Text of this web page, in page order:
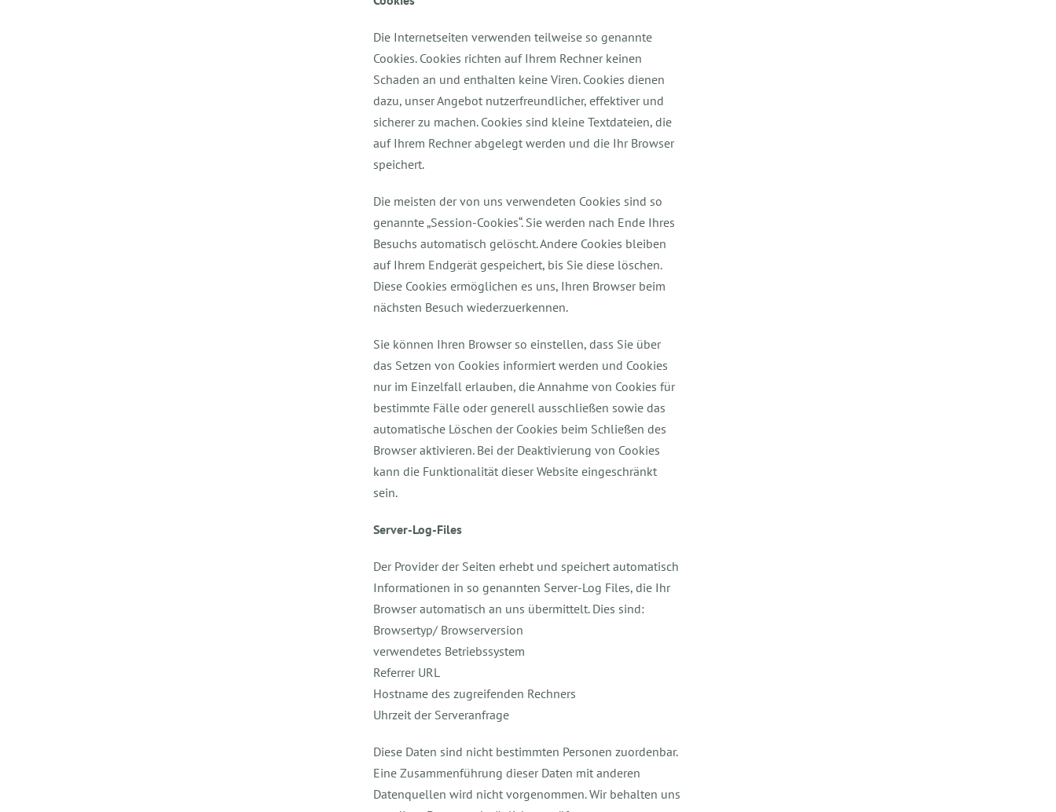
Die Internetseiten verwenden teilweise so genannte
Cookies. Cookies richten auf Ihrem Rechner keinen
Schaden an und enthalten keine Viren. Cookies dienen
dazu, unser Angebot nutzerfreundlicher, effektiver und
sicherer zu machen. Cookies sind kleine Textdateien, die
auf Ihrem Rechner abgelegt werden und die Ihr Browser
speichert.
Die meisten der von uns verwendeten Cookies sind so
genannte „Session-Cookies“. Sie werden nach Ende Ihres
Besuchs automatisch gelöscht. Andere Cookies bleiben
auf Ihrem Endgerät gespeichert, bis Sie diese löschen.
Diese Cookies ermöglichen es uns, Ihren Browser beim
nächsten Besuch wiederzuerkennen.
Sie können Ihren Browser so einstellen, dass Sie über
das Setzen von Cookies informiert werden und Cookies
nur im Einzelfall erlauben, die Annahme von Cookies für
bestimmte Fälle oder generell ausschließen sowie das
automatische Löschen der Cookies beim Schließen des
Browser aktivieren. Bei der Deaktivierung von Cookies
kann die Funktionalität dieser Website eingeschränkt
sein.
Server-Log-Files
Der Provider der Seiten erhebt und speichert automatisch
Informationen in so genannten Server-Log Files, die Ihr
Browser automatisch an uns übermittelt. Dies sind:
Browsertyp/ Browserversion
verwendetes Betriebssystem
Referrer URL
Hostname des zugreifenden Rechners
Uhrzeit der Serveranfrage
Diese Daten sind nicht bestimmten Personen zuordenbar.
Eine Zusammenführung dieser Daten mit anderen
Datenquellen wird nicht vorgenommen. Wir behalten uns